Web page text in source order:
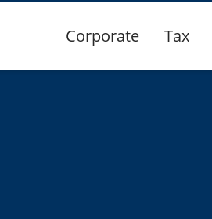
Corporate Tax